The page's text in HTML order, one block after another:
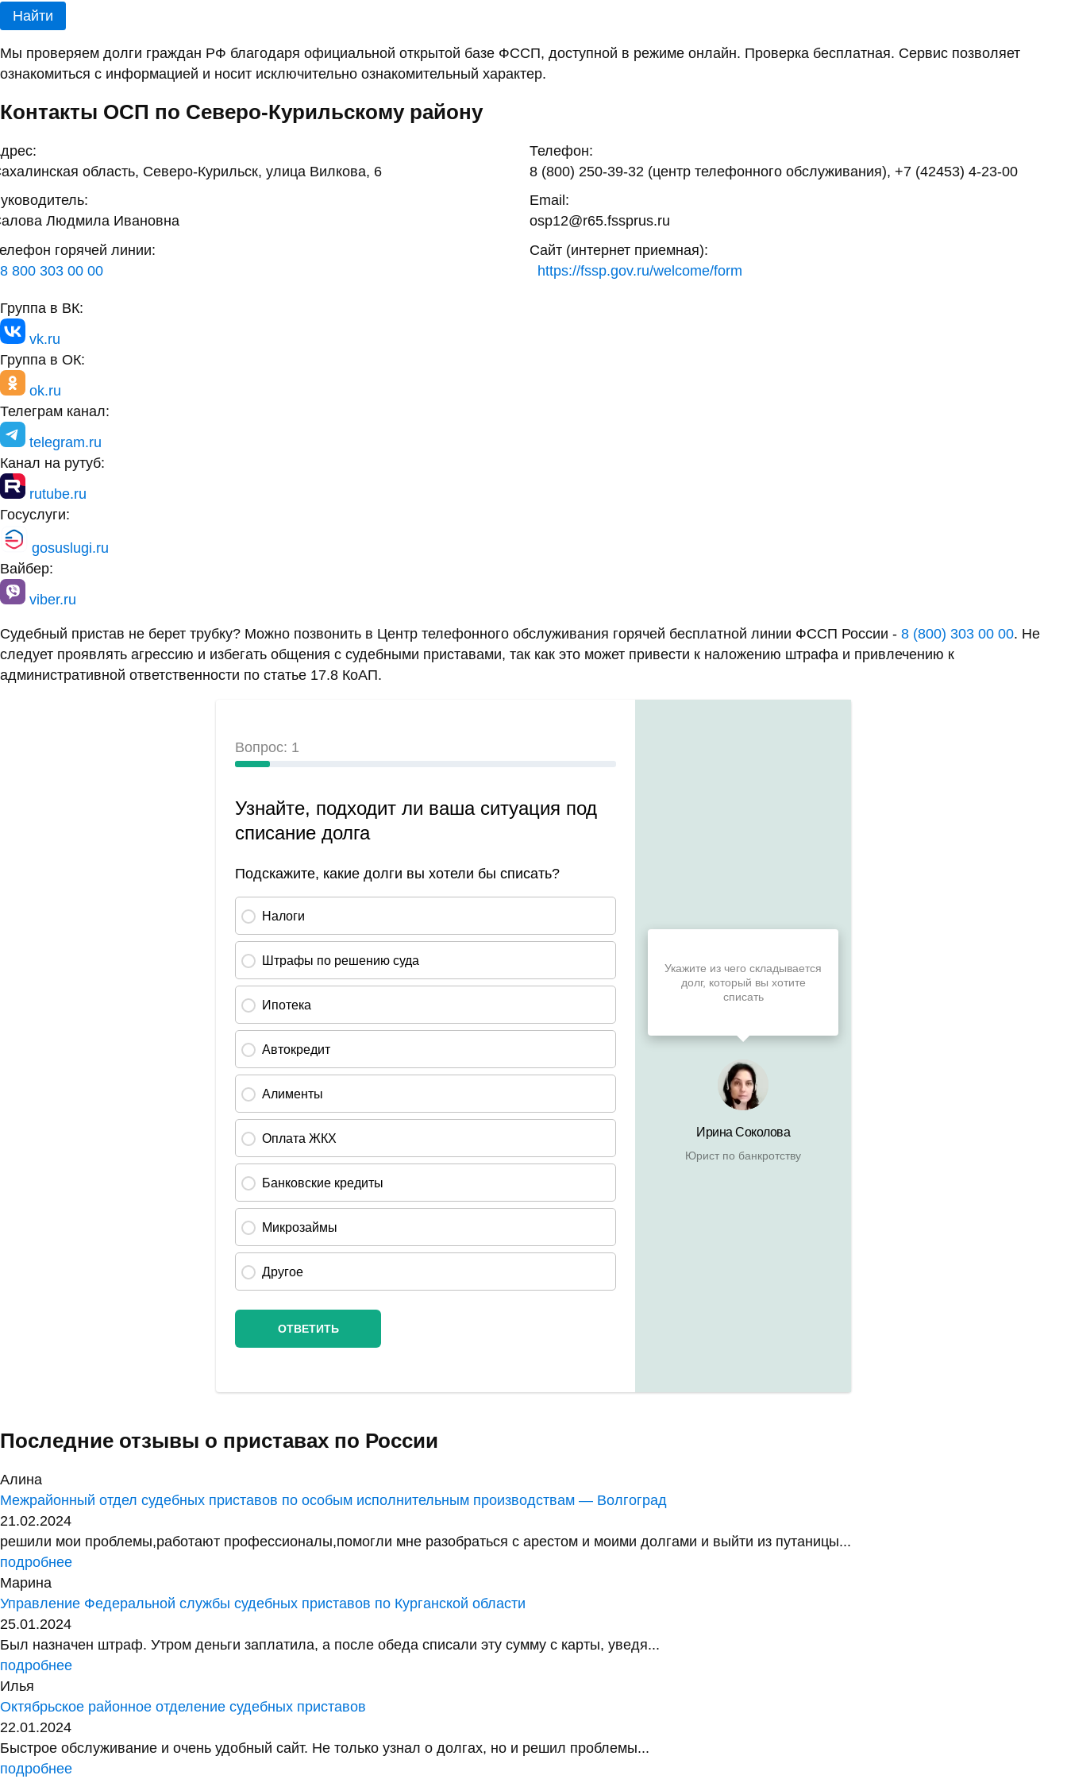
ФИО:
Дата рождения:
ознакомиться с информацией и носит исключительно ознакомительный характер.
Контакты ОСП по Северо-Курильскому району
область, Северо-Курильск, улица Вилкова, 6
Телефон:
8 (800) 250-39-32 (центр телефонного обслуживания), +7 (42453) 4-23-00
Людмила Ивановна
Email:
горячей линии:
Группа в ВК:
vk.ru
Группа в ОК:
ok.ru
Телеграм канал:
telegram.ru
Канал на рутуб:
rutube.ru
Госуслуги:
gosuslugi.ru
Вайбер:
viber.ru
административной ответственности по статье 17.8 КоАП.
Последние отзывы о приставах по России
Алина
Межрайонный отдел судебных приставов по особым исполнительным производствам — Волгоград
21.02.2024
решили мои проблемы,работают профессионалы,помогли мне разобраться с арестом и моими долгами и выйти из путаницы...
подробнее
Марина
Управление Федеральной службы судебных приставов по Курганской области
25.01.2024
Был назначен штраф. Утром деньги заплатила, а после обеда списали эту сумму с карты, уведя...
подробнее
Илья